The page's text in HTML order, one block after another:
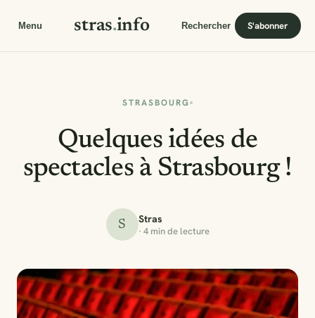
Menu stras.info Rechercher S'abonner
STRASBOURG
Quelques idées de
spectacles à Strasbourg !
S Stras
· 4 min de lecture